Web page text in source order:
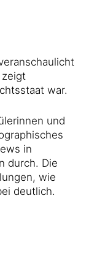
war.
und
in
durch. Die
wie
deutlich.